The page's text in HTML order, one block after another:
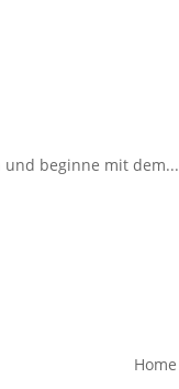
und beginne mit dem...
Home